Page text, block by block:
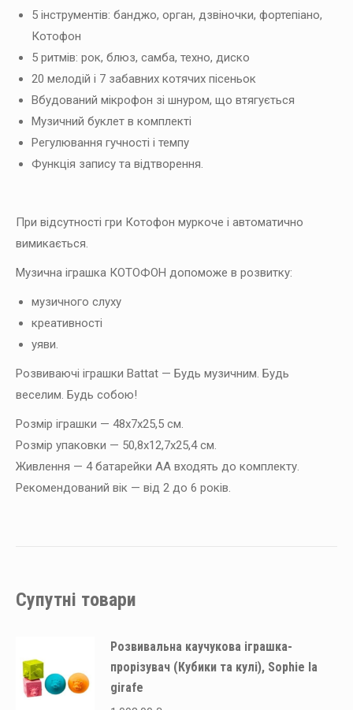
5 інструментів: банджо, орган, дзвіночки, фортепіано,
Котофон
5 ритмів: рок, блюз, самба, техно, диско
20 мелодій і 7 забавних котячих пісеньок
Вбудований мікрофон зі шнуром, що втягується
Музичний буклет в комплекті
Регулювання гучності і темпу
Функція запису та відтворення.
При відсутності гри Котофон муркоче і автоматично
вимикається.
Музична іграшка КОТОФОН допоможе в розвитку:
музичного слуху
креативності
уяви.
Розвиваючі іграшки Battat — Будь музичним. Будь
веселим. Будь собою!
Розмір іграшки — 48х7х25,5 см.
Розмір упаковки — 50,8х12,7х25,4 см.
Живлення — 4 батарейки АА входять до комплекту.
Рекомендований вік — від 2 до 6 років.
Супутні товари
Розвивальна каучукова іграшка-
прорізувач (Кубики та кулі), Sophie la
girafe